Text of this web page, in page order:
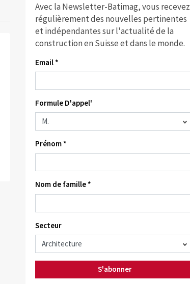
Avec la Newsletter-Batimag, vous recevez
régulièrement des nouvelles pertinentes
et indépendantes sur l'actualité de la
construction en Suisse et dans le monde.
Email *
Formule D'appel'
Prénom *
Nom de famille *
Secteur
S'abonner